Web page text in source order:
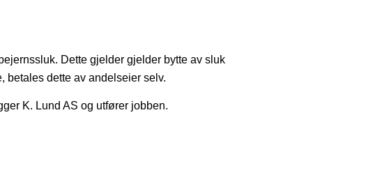
Dette gjelder gjelder bytte av sluk
betales dette av andelseier selv.
K. Lund AS og utfører jobben.